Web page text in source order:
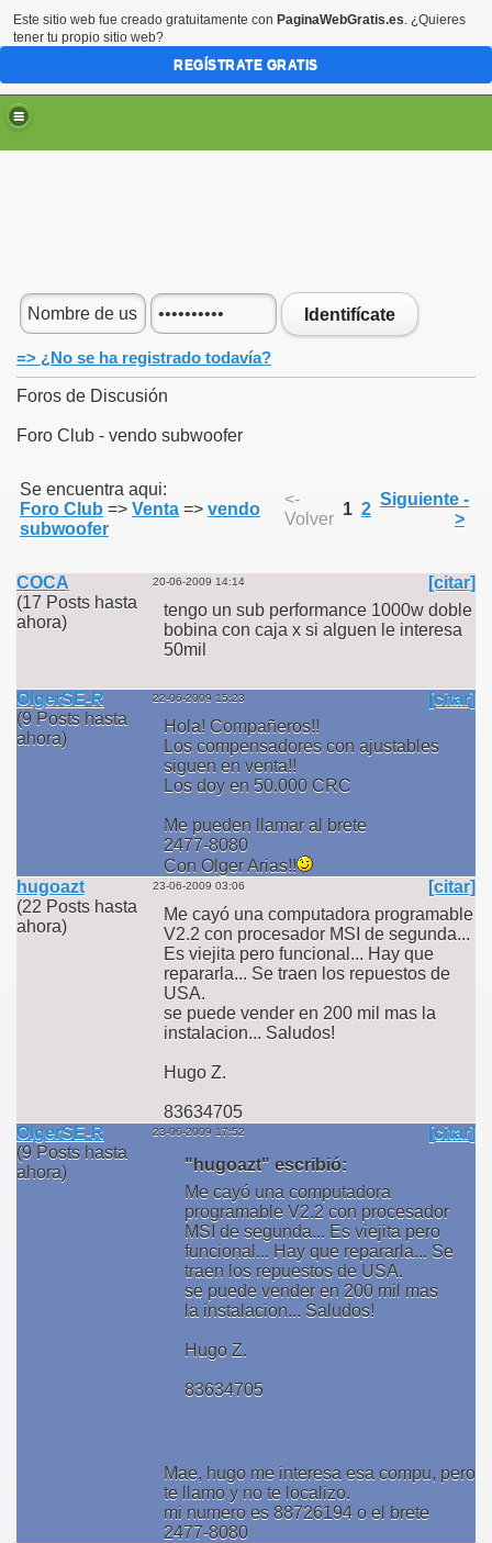
Identifícate
=> ¿No se ha registrado todavía?
Foros de Discusión
Foro Club - vendo subwoofer
Se encuentra aqui:
Foro Club => Venta => vendo
subwoofer
<-
Volver
1 2
Siguiente -
>
COCA
(17 Posts hasta
ahora)
20-06-2009 14:14
[citar]
tengo un sub performance 1000w doble
bobina con caja x si alguen le interesa
50mil
OlgerSE-R
(9 Posts hasta
ahora)
22-06-2009 15:23
[citar]
Hola! Compañeros!!
Los compensadores con ajustables
siguen en venta!!
Los doy en 50.000 CRC
Me pueden llamar al brete
2477-8080
Con Olger Arias!!
hugoazt
(22 Posts hasta
ahora)
23-06-2009 03:06
[citar]
Me cayó una computadora programable
V2.2 con procesador MSI de segunda...
Es viejita pero funcional... Hay que
repararla... Se traen los repuestos de
USA.
se puede vender en 200 mil mas la
instalacion... Saludos!
Hugo Z.
83634705
OlgerSE-R
(9 Posts hasta
ahora)
23-06-2009 17:52
[citar]
"hugoazt" escribió:
Me cayó una computadora
programable V2.2 con procesador
MSI de segunda... Es viejita pero
funcional... Hay que repararla... Se
traen los repuestos de USA.
se puede vender en 200 mil mas
la instalacion... Saludos!
Hugo Z.
83634705
Mae, hugo me interesa esa compu, pero
te llamo y no te localizo.
mi numero es 88726194 o el brete
2477-8080
Este sitio web fue creado gratuitamente con PaginaWebGratis.es. ¿Quieres
tener tu propio sitio web?
REGÍSTRATE GRATIS